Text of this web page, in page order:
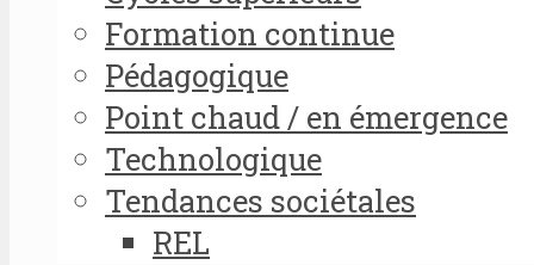
Formation continue
Pédagogique
Point chaud / en émergence
Technologique
Tendances sociétales
REL